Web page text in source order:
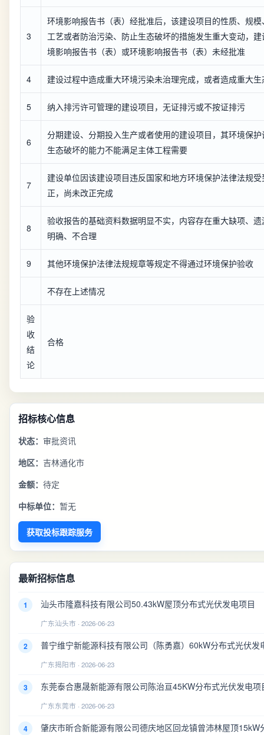
3
环境影响报告书（表）经批准后，该建设项目的性质、规
工艺或者防治污染、防止生态破坏的措施发生重大变动，
境影响报告书（表）或环境影响报告书（表）未经批准
4 建设过程中造成重大环境污染未治理完成，或者造成重大
5 纳入排污许可管理的建设项目，无证排污或不按证排污
6
分期建设、分期投入生产或者使用的建设项目，其环境保
生态破坏的能力不能满足主体工程需要
7
建设单位因该建设项目违反国家和地方环境保护法律法规
正，尚未改正完成
8
验收报告的基础资料数据明显不实，内容存在重大缺项、
明确、不合理
9 其他环境保护法律法规规章等规定不得通过环境保护验收
不存在上述情况
验
收
结
论
合格
招标核心信息
状态： 审批资讯
地区： 吉林通化市
金额： 待定
中标单位： 暂无
获取投标跟踪服务
最新招标信息
1 汕头市隆嘉科技有限公司50.43kW屋顶分布式光伏发电项目
广东汕头市 · 2026-06-23
2 普宁维宁新能源科技有限公司（陈勇嘉）60kW分布式光伏发
广东揭阳市 · 2026-06-23
3 东莞泰合惠晟新能源有限公司陈治亘45KW分布式光伏发电项
广东东莞市 · 2026-06-23
4 肇庆市昕合新能源有限公司德庆地区回龙镇曾沛林屋顶15kW